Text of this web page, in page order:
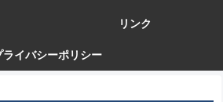
リンク
ライバシーポリシー